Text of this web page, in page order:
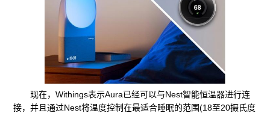
现在，Withings表示Aura已经可以与Nest智能恒温器进行连
接，并且通过Nest将温度控制在最适合睡眠的范围(18至20摄氏度